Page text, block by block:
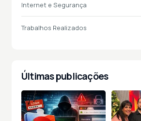
Internet e Segurança
Trabalhos Realizados
Últimas publicações